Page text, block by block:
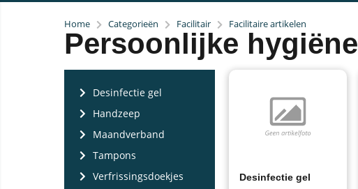
Home Categorieën Facilitair Facilitaire artikelen
Persoonlijke hygiëne
Desinfectie gel
Handzeep
Maandverband
Tampons
Verfrissingsdoekjes
Desinfectie gel